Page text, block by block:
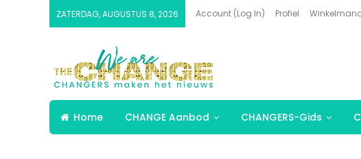
ZATERDAG, AUGUSTUS 8, 2026 Account (Log In) Profiel
Home CHANGE Aanbod CHANGERS-Gids